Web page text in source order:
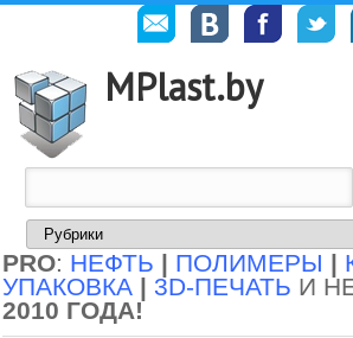
MPlast.by
PRO: НЕФТЬ | ПОЛИМЕРЫ |
УПАКОВКА | 3D-ПЕЧАТЬ И
2010 ГОДА!